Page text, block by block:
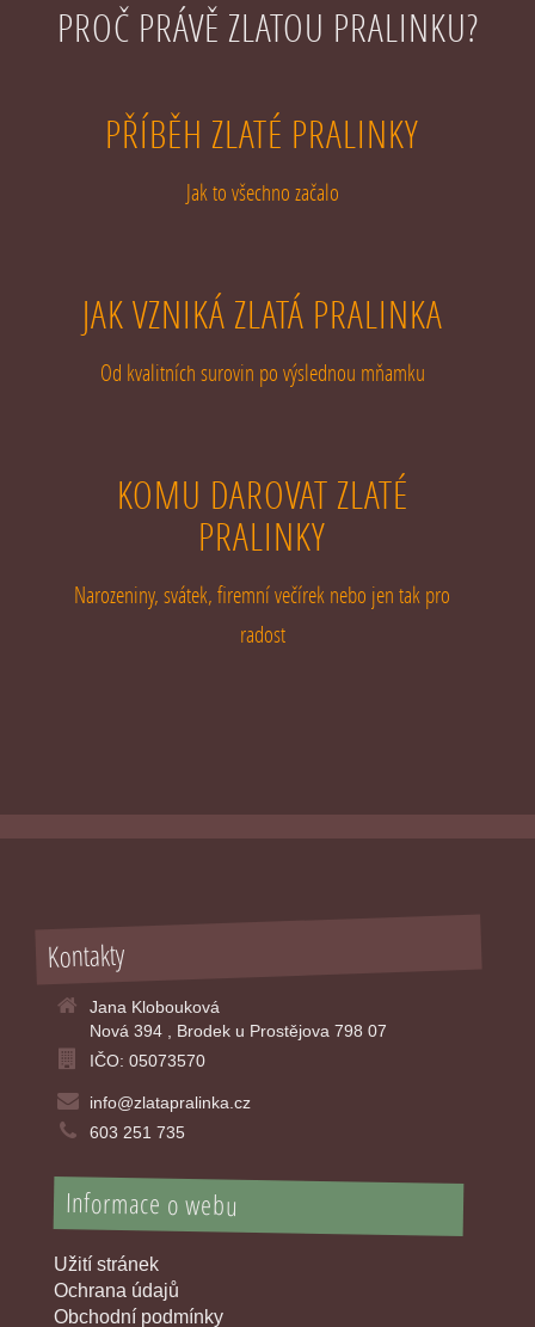
PROČ PRÁVĚ ZLATOU PRALINKU?
PŘÍBĚH ZLATÉ PRALINKY
Jak to všechno začalo
JAK VZNIKÁ ZLATÁ PRALINKA
Od kvalitních surovin po výslednou mňamku
KOMU DAROVAT ZLATÉ
PRALINKY
Narozeniny, svátek, firemní večírek nebo jen tak pro
radost
Kontakty
Jana Klobouková
Nová 394 , Brodek u Prostějova 798 07
IČO: 05073570
info@zlatapralinka.cz
603 251 735
Informace o webu
Užití stránek
Ochrana údajů
Obchodní podmínky